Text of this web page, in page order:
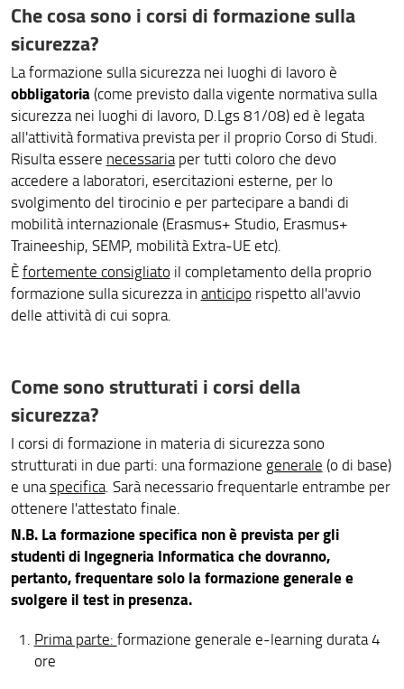
Che cosa sono i corsi di formazione sulla
sicurezza?
La formazione sulla sicurezza nei luoghi di lavoro è
obbligatoria(come previsto dalla vigente normativa sulla
sicurezza nei luoghi di lavoro, D.Lgs 81/08) ed è legata
all'attività formativa prevista per il proprio Corso di Studi.
Risulta essere necessariaper tutti coloro che devo
accedere a laboratori, esercitazioni esterne, per lo
svolgimento del tirocinio e per partecipare a bandi di
mobilità internazionale (Erasmus+ Studio, Erasmus+
Traineeship, SEMP, mobilità Extra-UE etc).
Èfortemente consigliato il completamento della proprio
formazione sulla sicurezza in anticipo rispetto all'avvio
delle attività di cui sopra.
Come sono strutturati i corsi della
sicurezza?
I corsi di formazione in materia di sicurezza sono
strutturati in due parti: una formazione generale (o di base)
e unaspecifica. Sarà necessario frequentarle entrambe per
ottenere l'attestato finale.
N.B. La formazione specifica non è prevista per gli
studenti di Ingegneria Informatica che dovranno,
pertanto, frequentare solo la formazione generale e
svolgere il test in presenza.
Prima parte: formazione generale e-learning durata 4
ore
Orario delle lezioni
Aule
Laboratori
Appelli d'esame
Piani di studio
Segreterie e servizi
Per laurearsi
Corsi sulla sicurezza